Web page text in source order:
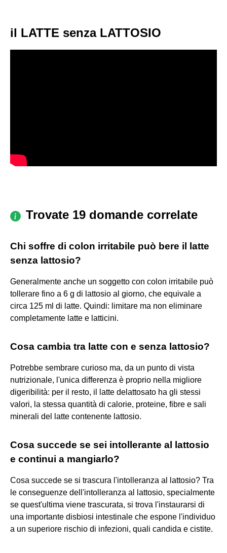
il LATTE senza LATTOSIO
Trovate 19 domande correlate
Chi soffre di colon irritabile può bere il latte
senza lattosio?
Generalmente anche un soggetto con colon irritabile può
tollerare fino a 6 g di lattosio al giorno, che equivale a
circa 125 ml di latte. Quindi: limitare ma non eliminare
completamente latte e latticini.
Cosa cambia tra latte con e senza lattosio?
Potrebbe sembrare curioso ma, da un punto di vista
nutrizionale, l'unica differenza è proprio nella migliore
digeribilità: per il resto, il latte delattosato ha gli stessi
valori, la stessa quantità di calorie, proteine, fibre e sali
minerali del latte contenente lattosio.
Cosa succede se sei intollerante al lattosio
e continui a mangiarlo?
Cosa succede se si trascura l'intolleranza al lattosio? Tra
le conseguenze dell'intolleranza al lattosio, specialmente
se quest'ultima viene trascurata, si trova l'instaurarsi di
una importante disbiosi intestinale che espone l'individuo
a un superiore rischio di infezioni, quali candida e cistite.